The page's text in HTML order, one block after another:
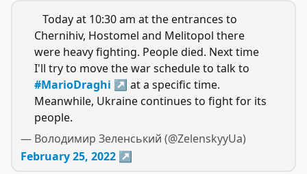
Today at 10:30 am at the entrances to
Chernihiv, Hostomel and Melitopol there
were heavy fighting. People died. Next time
I'll try to move the war schedule to talk to
#MarioDraghi
at a specific time.
Meanwhile, Ukraine continues to fight for its
people.
— Володимир Зеленський (@ZelenskyyUa)
February 25, 2022